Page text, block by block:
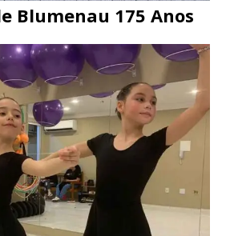
Blumenau 175 Anos